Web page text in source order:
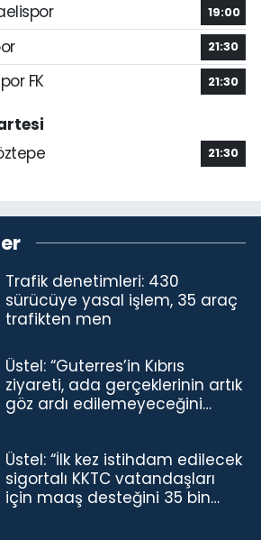
19:00
21:30
FK 21:30
21:30
Trafik denetimleri: 430
sürücüye yasal işlem, 35 araç
trafikten men
Üstel: “Guterres’in Kıbrıs
ziyareti, ada gerçeklerinin artık
göz ardı edilemeyeceğini
Üstel: “İlk kez istihdam edilecek
sigortalı KKTC vatandaşları
için maaş desteğini 35 bin